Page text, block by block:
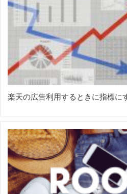
楽天の広告利用するときに指標に